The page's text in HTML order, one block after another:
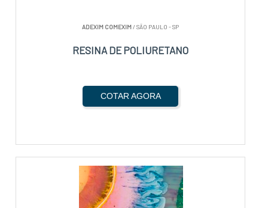
ADEXIM COMEXIM/ SÃO PAULO - SP
RESINA DE POLIURETANO
COTAR AGORA